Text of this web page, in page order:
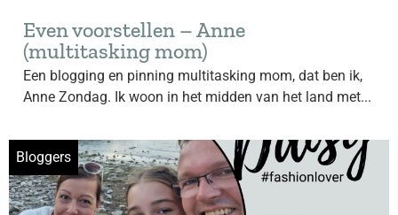
Even voorstellen – Anne
(multitasking mom)
Een blogging en pinning multitasking mom, dat ben ik,
Anne Zondag. Ik woon in het midden van het land met...
Bloggers